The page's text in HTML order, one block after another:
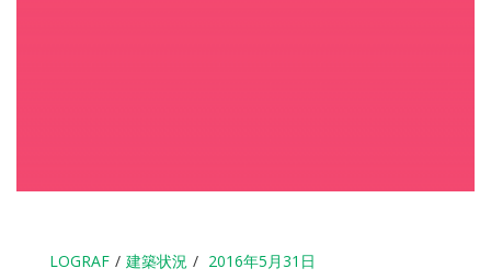
LOGRAF 建築状況 2016年5月31日